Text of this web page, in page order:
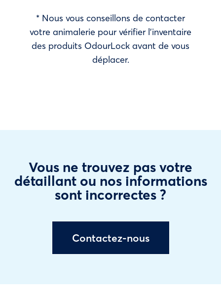
* Nous vous conseillons de contacter
votre animalerie pour vérifier l’inventaire
des produits OdourLock avant de vous
déplacer.
Vous ne trouvez pas votre
détaillant ou nos informations
sont incorrectes ?
Contactez-nous